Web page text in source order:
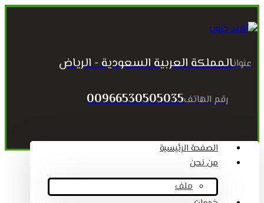
عنوانالمملكة العربية السعودية - الرياض
رقم الهاتف00966530505035
الصفحة الرئيسية
من نحن
ملف